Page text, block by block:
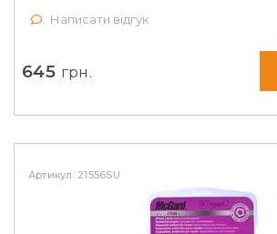
Написати відгук
645 грн.
Артикул: 21556SU